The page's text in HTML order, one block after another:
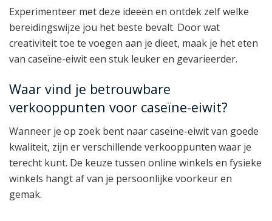
Experimenteer met deze ideeën en ontdek zelf welke
bereidingswijze jou het beste bevalt. Door wat
creativiteit toe te voegen aan je dieet, maak je het eten
van caseïne-eiwit een stuk leuker en gevarieerder.
Waar vind je betrouwbare
verkooppunten voor caseïne-eiwit?
Wanneer je op zoek bent naar caseïne-eiwit van goede
kwaliteit, zijn er verschillende verkooppunten waar je
terecht kunt. De keuze tussen online winkels en fysieke
winkels hangt af van je persoonlijke voorkeur en
gemak.